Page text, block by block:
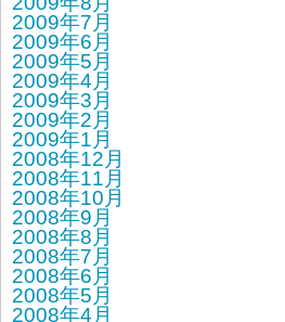
2009年7月
2009年6月
2009年5月
2009年4月
2009年3月
2009年2月
2009年1月
2008年12月
2008年11月
2008年10月
2008年9月
2008年8月
2008年7月
2008年6月
2008年5月
2008年4月